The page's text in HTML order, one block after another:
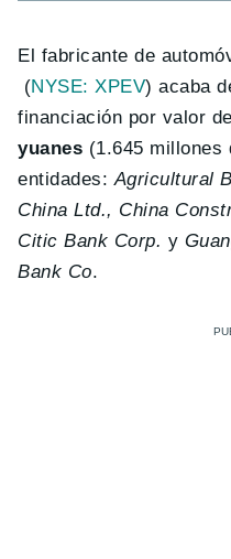
El fabricante de
(NYSE: XPEV) acaba
financiación por valor de
yuanes (1.645 millones
entidades: Agricultural
China Ltd., China
Citic Bank Corp. y
Bank Co.